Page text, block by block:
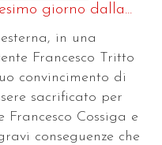
giorno dalla...
in una
Francesco Tritto
convincimento di
sacrificato per
Cossiga e
conseguenze che